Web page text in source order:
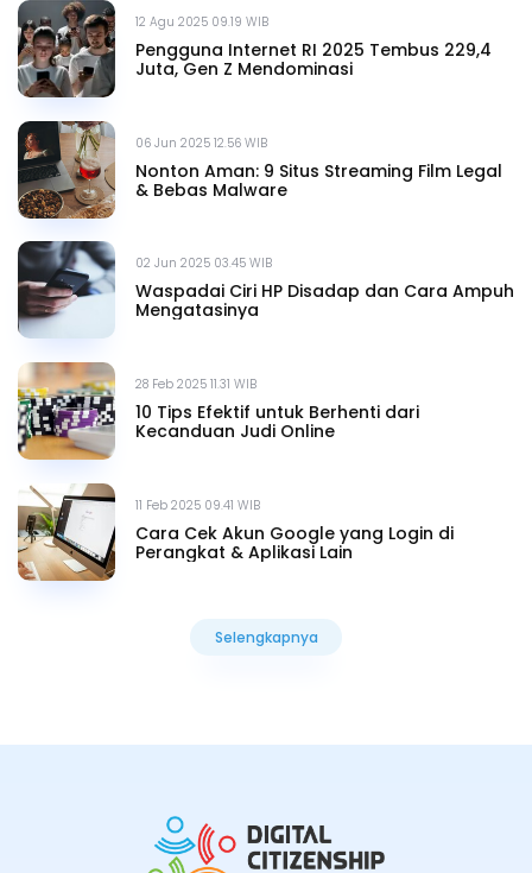
12 Agu 2025 09.19 WIB
Pengguna Internet RI 2025 Tembus 229,4
Juta, Gen Z Mendominasi
06 Jun 2025 12.56 WIB
Nonton Aman: 9 Situs Streaming Film Legal
& Bebas Malware
02 Jun 2025 03.45 WIB
Waspadai Ciri HP Disadap dan Cara Ampuh
Mengatasinya
28 Feb 2025 11.31 WIB
10 Tips Efektif untuk Berhenti dari
Kecanduan Judi Online
11 Feb 2025 09.41 WIB
Cara Cek Akun Google yang Login di
Perangkat & Aplikasi Lain
Selengkapnya